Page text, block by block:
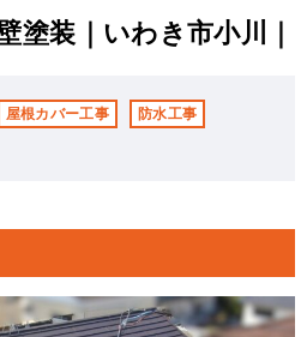
塗装｜いわき市小川｜
屋根カバー工事 防水工事